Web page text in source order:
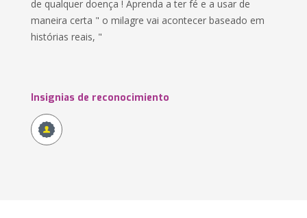
de qualquer doença ! Aprenda a ter fé e a usar de
maneira certa " o milagre vai acontecer baseado em
histórias reais, "
Insignias de reconocimiento